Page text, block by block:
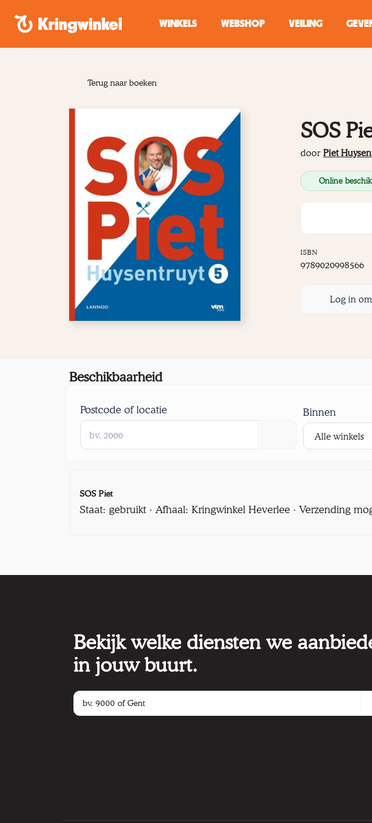
WINKELS
WEBSHOP VEILING
Terug naar boeken
SOS
doorPiet
Online
ISBN
9789020998566
Log in
Beschikbaarheid
Postcode of locatie Binnen
SOS Piet
Staat: gebruikt · Afhaal: Kringwinkel Heverlee · Verzending
Bekijk welke diensten we
in jouw buurt.